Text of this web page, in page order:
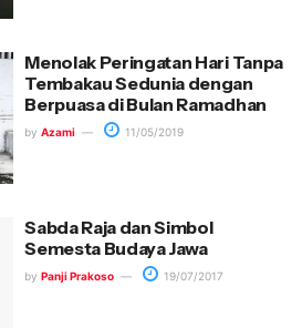
Menolak Peringatan Hari Tanpa
Tembakau Sedunia dengan
Berpuasa di Bulan Ramadhan
by Azami 11/05/2019
Sabda Raja dan Simbol
Semesta Budaya Jawa
by Panji Prakoso 19/07/2017